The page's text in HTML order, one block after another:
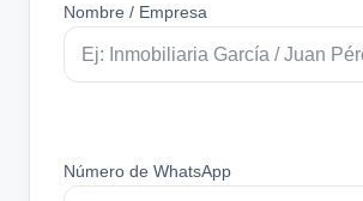
Nombre / Empresa
Número de WhatsApp